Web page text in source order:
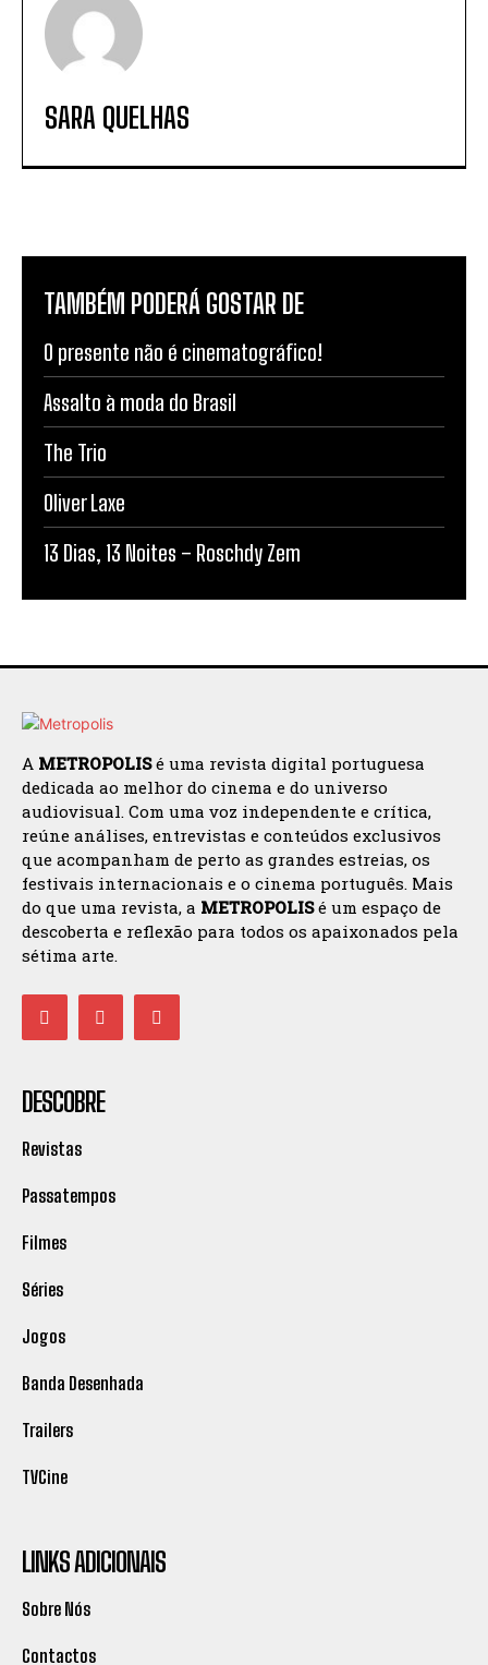
SARA QUELHAS
TAMBÉM PODERÁ GOSTAR DE
O presente não é cinematográfico!
Assalto à moda do Brasil
The Trio
Oliver Laxe
13 Dias, 13 Noites – Roschdy Zem
A METROPOLISé uma revista digital portuguesa
dedicada ao melhor do cinema e do universo
audiovisual. Com uma voz independente e crítica,
reúne análises, entrevistas e conteúdos exclusivos
que acompanham de perto as grandes estreias, os
festivais internacionais e o cinema português. Mais
do que uma revista, a METROPOLISé um espaço de
descoberta e reflexão para todos os apaixonados pela
sétima arte.
DESCOBRE
Revistas
Passatempos
Filmes
Séries
Jogos
Banda Desenhada
Trailers
TVCine
LINKS ADICIONAIS
Sobre Nós
Contactos